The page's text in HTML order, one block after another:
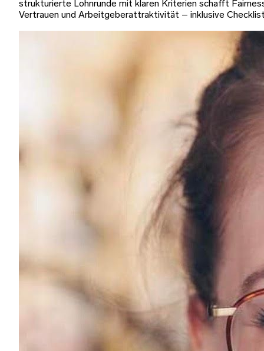
strukturierte Lohnrunde mit klaren Kriterien schafft
Vertrauen und Arbeitgeberattraktivität – inklusive